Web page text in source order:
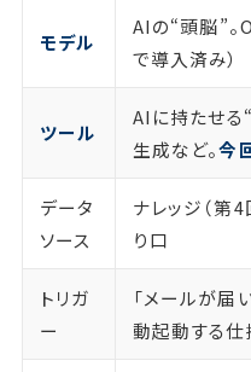
モデル
AIの“頭脳”。
で導入済み）
ツール
AIに持たせる
生成など。今
データ
ソース
ナレッジ（第
り口
トリガ
ー
「メールが届
動起動する仕